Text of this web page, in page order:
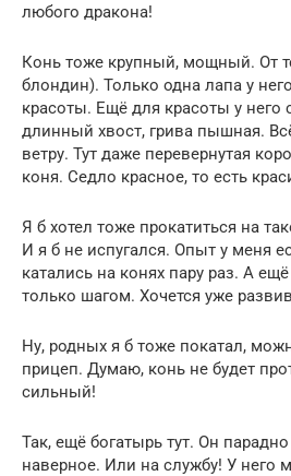
любого дракона!
Конь тоже крупный, мощный. От
блондин). Только одна лапа у
красоты. Ещё для красоты у него
длинный хвост, грива пышная.
ветру. Тут даже перевернутая
коня. Седло красное, то есть
Я б хотел тоже прокатиться на
И я б не испугался. Опыт у меня
катались на конях пару раз. А
только шагом. Хочется уже
Ну, родных я б тоже покатал,
прицеп. Думаю, конь не будет
сильный!
Так, ещё богатырь тут. Он парадно
наверное. Или на службу! У него